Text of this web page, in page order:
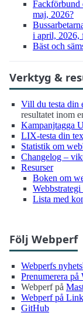
Fackförbund
maj, 2026?
i april, 2026,
Bäst och
Verktyg &
Vill du testa din
resultatet inom
Kampanjtagga
LIX-testa din
Statistik om
Changelog –
Resurser
Boken om
Lista med
Följ Webperf
Webperfs
Prenumerera på
Webperf på
Webperf på
GitHub